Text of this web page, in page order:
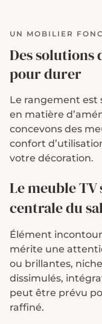
UN MOBILIER
Des solutions
pour durer
Le rangement
en matière
concevons des
confort
votre décoration.
Le meuble
centrale du
Élément
mérite une
ou brillantes,
dissimulés,
peut être prévu
raffiné.